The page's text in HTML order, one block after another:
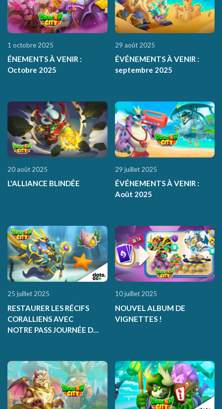
1 octobre 2025
ÉNEMENTS À VENIR :
Octobre 2025
29 août 2025
ÉVÉNEMENTS À VENIR :
septembre 2025
20 août 2025
L'ALLIANCE BLINDÉE
29 juillet 2025
ÉVÉNEMENTS À VENIR :
Août 2025
25 juillet 2025
RESTAURER LES RÉCIFS
CORALLIENS AVEC
NOTRE PASS JOURNÉE DE
10 juillet 2025
NOUVEL ALBUM DE
VIGNETTES !